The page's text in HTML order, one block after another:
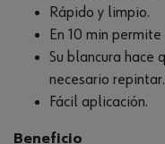
Rápido y limpio.
En 10 min
Su blancura hace
necesario
Fácil aplicación.
Beneficio